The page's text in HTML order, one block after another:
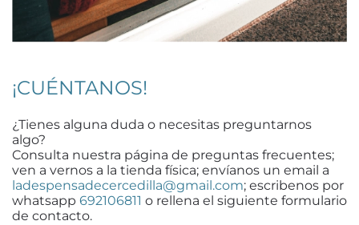
¡CUÉNTANOS!
¿Tienes alguna duda o necesitas preguntarnos
algo?
Consulta nuestra página de preguntas frecuentes;
ven a vernos a la tienda física; envíanos un email a
ladespensadecercedilla@gmail.com; escribenos por
whatsapp 692106811 o rellena el siguiente formulario
de contacto.